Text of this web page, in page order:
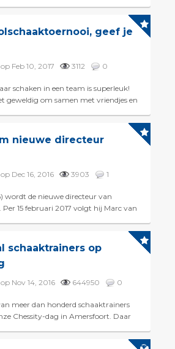
geef je
op Feb 10, 2017 3112 0
schaken in een team is superleuk!
geweldig om samen met vriendjes en
nieuwe directeur
op Dec 16, 2016 3903 1
wordt de nieuwe directeur van
Per 15 februari 2017 volgt hij Marc van
schaaktrainers op
op Nov 14, 2016 644950 0
meer dan honderd schaaktrainers
Chessity-dag in Amersfoort. Daar